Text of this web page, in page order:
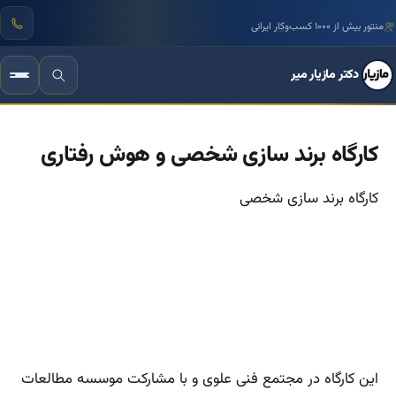
منتور بیش از ۱۰۰۰ کسب‌وکار ایرانی
دکتر مازیار میر
کارگاه برند سازی شخصی و هوش رفتاری
کارگاه برند سازی شخصی
این کارگاه در مجتمع فنی علوی و با مشارکت موسسه مطالعات